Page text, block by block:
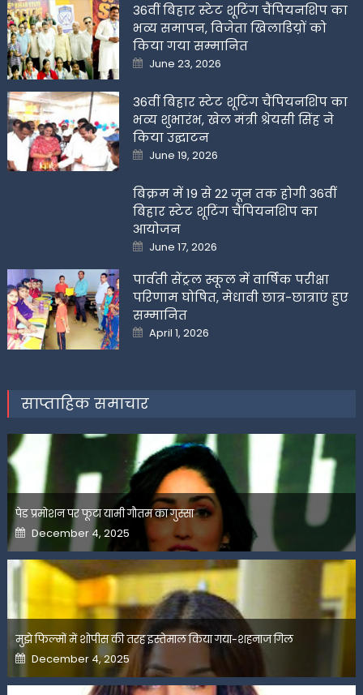
36वीं बिहार स्टेट शूटिंग चैंपियनशिप का
भव्य समापन, विजेता खिलाडिय़ों को
किया गया सम्मानित
Posted
on
June 23, 2026
36वीं बिहार स्टेट शूटिंग चैंपियनशिप का
भव्य शुभारंभ, खेल मंत्री श्रेयसी सिंह ने
किया उद्घाटन
Posted
on
June 19, 2026
बिक्रम में 19 से 22 जून तक होगी 36वीं
बिहार स्टेट शूटिंग चैंपियनशिप का
आयोजन
Posted
on
June 17, 2026
पार्वती सेंट्रल स्कूल में वार्षिक परीक्षा
परिणाम घोषित, मेधावी छात्र-छात्राएं हुए
सम्मानित
Posted
on
April 1, 2026
साप्ताहिक समाचार
पेड प्रमोशन पर फूटा यामी गौतम का गुस्सा
Posted
on
December 4, 2025
मुझे फिल्मों में शोपीस की तरह इस्तेमाल किया गया-शहनाज गिल
Posted
on
December 4, 2025